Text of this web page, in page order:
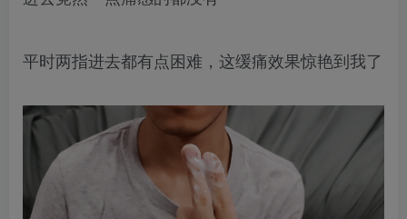
平时两指进去都有点困难，这缓痛效果惊艳到我了